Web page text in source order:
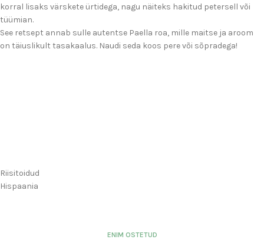
korral lisaks värskete ürtidega, nagu näiteks hakitud petersell või
tüümian.
See retsept annab sulle autentse Paella roa, mille maitse ja aroom
on täiuslikult tasakaalus. Naudi seda koos pere või sõpradega!
Riisitoidud
Hispaania
ENIM OSTETUD